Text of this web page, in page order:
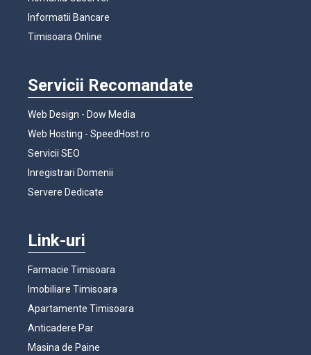
Informatii Bancare
Timisoara Online
Servicii Recomandate
Web Design - Dow Media
Web Hosting - SpeedHost.ro
Servicii SEO
Inregistrari Domenii
Servere Dedicate
Link-uri
Farmacie Timisoara
Imobiliare Timisoara
Apartamente Timisoara
Anticadere Par
Masina de Paine